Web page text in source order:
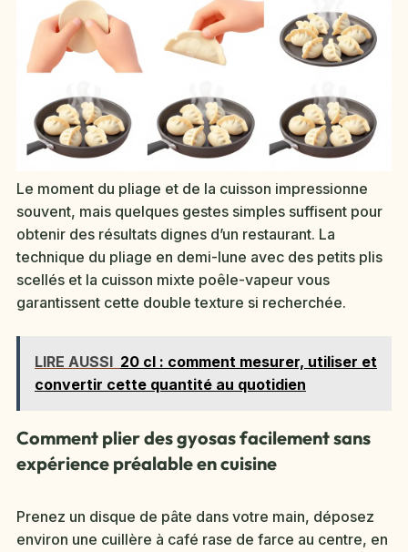
Le moment du pliage et de la cuisson impressionne
souvent, mais quelques gestes simples suffisent pour
obtenir des résultats dignes d’un restaurant. La
technique du pliage en demi-lune avec des petits plis
scellés et la cuisson mixte poêle-vapeur vous
garantissent cette double texture si recherchée.
LIRE AUSSI 20 cl : comment mesurer, utiliser et
convertir cette quantité au quotidien
Comment plier des gyosas facilement sans
expérience préalable en cuisine
Prenez un disque de pâte dans votre main, déposez
environ une cuillère à café rase de farce au centre, en